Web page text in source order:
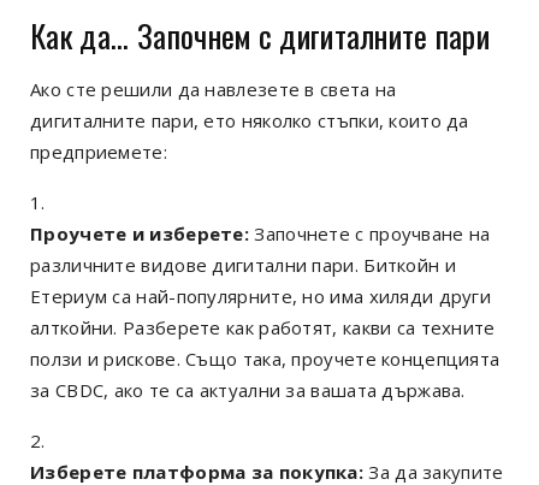
Как да... Започнем с дигиталните пари
Ако сте решили да навлезете в света на
дигиталните пари, ето няколко стъпки, които да
предприемете:
Проучете и изберете: Започнете с проучване на
различните видове дигитални пари. Биткойн и
Етериум са най-популярните, но има хиляди други
алткойни. Разберете как работят, какви са техните
ползи и рискове. Също така, проучете концепцията
за CBDC, ако те са актуални за вашата държава.
Изберете платформа за покупка: За да закупите